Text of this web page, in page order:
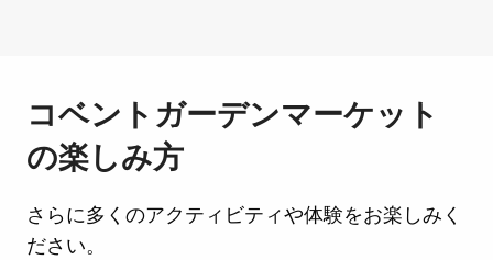
コベントガーデンマーケット
の楽しみ方
さらに多くのアクティビティや体験をお楽しみく
ださい。